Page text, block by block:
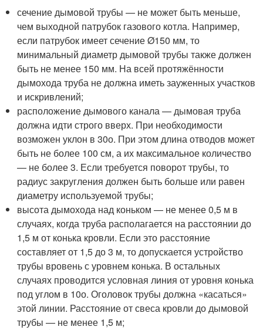
сечение дымовой трубы — не может быть меньше,
чем выходной патрубок газового котла. Например,
если патрубок имеет сечение Ø150 мм, то
минимальный диаметр дымовой трубы также должен
быть не менее 150 мм. На всей протяжённости
дымохода труба не должна иметь зауженных участков
и искривлений;
расположение дымового канала — дымовая труба
должна идти строго вверх. При необходимости
возможен уклон в 30о. При этом длина отводов может
быть не более 100 см, а их максимальное количество
— не более 3. Если требуется поворот трубы, то
радиус закругления должен быть больше или равен
диаметру используемой трубы;
высота дымохода над коньком — не менее 0,5 м в
случаях, когда труба располагается на расстоянии до
1,5 м от конька кровли. Если это расстояние
составляет от 1,5 до 3 м, то допускается устройство
трубы вровень с уровнем конька. В остальных
случаях проводится условная линия от уровня конька
под углом в 10о. Оголовок трубы должна «касаться»
этой линии. Расстояние от свеса кровли до дымовой
трубы — не менее 1,5 м;